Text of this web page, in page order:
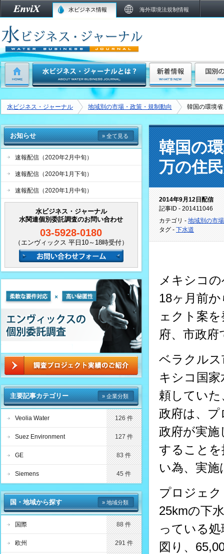
水ビジネス情報 海外環境法規制情報
水ビジネス・ジャーナル 地域別の市場・政策・規制動向 韓国の環境
韓国の
万の住
2014年9月12日配信
記事ID - 201411046
カテゴリ - 地域別の市
タグ - 下水道
メキシコ
18ヶ月前
ェクト案
府、市政
ベラクル
キシコ国
頼してい
政府は、プ
政府が実施
すること
い為、実
プロジェ
25kmの下
っている
図り、
お知らせ » 全て見る
速報配信（2020年2月中旬）
速報配信（2020年1月下旬）
速報配信（2020年1月中旬）
水ビジネス・ジャーナル
水関連個別委託調査のお問い合わせ
03-5928-0180
（エンヴィックス 平日10～18時受付）
主要記事カテゴリー » 企業分類
Veolia Water 126 件
Suez Environment 127 件
GE 83 件
Siemens 45 件
国・地域から探す » 地域分類
国際 88 件
欧州 291 件